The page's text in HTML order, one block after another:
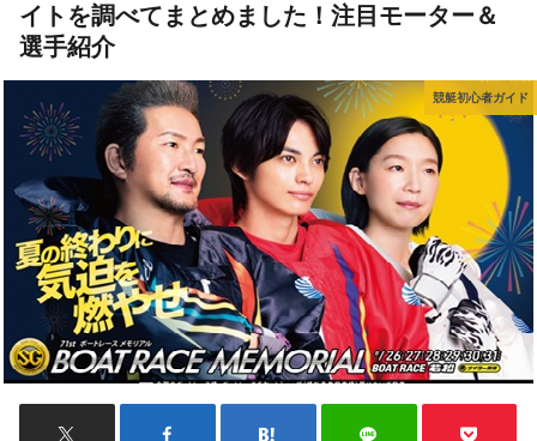
イトを調べてまとめました！注目モーター＆
選手紹介
競艇初心者ガイド